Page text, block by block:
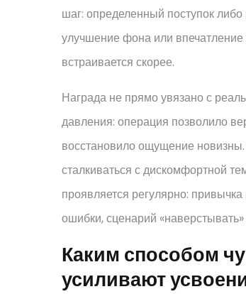
шаг: определенный поступок либо
улучшение фона или впечатление
встраивается скорее.
Награда не прямо увязано с
давления: операция позволило
восстановило ощущение
сталкиваться с дискомфортной
проявляется регулярно:
ошибки, сценарий
Каким способом
усиливают